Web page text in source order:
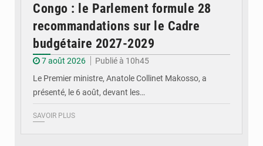
Congo : le Parlement formule 28
recommandations sur le Cadre
budgétaire 2027-2029
7 août 2026
Publié à 10h45
Le Premier ministre, Anatole Collinet Makosso, a
présenté, le 6 août, devant les…
SAVOIR PLUS